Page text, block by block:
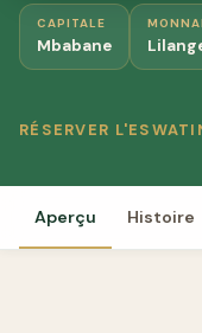
CAPITALE
Mbabane
RÉSERVER
Aperçu Histoire